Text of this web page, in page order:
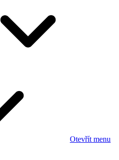
Otevřít menu